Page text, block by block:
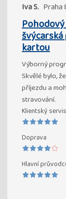
Iva S. Praha
kartou
Výborný
Skvělé bylo,
příjezdu a
stravování.
Klientský servis
Doprava
Hlavní